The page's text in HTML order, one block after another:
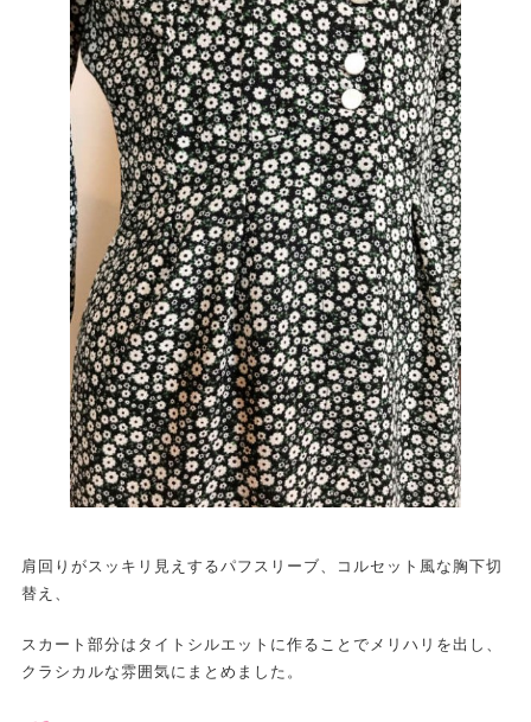
肩回りがスッキリ見えするパフスリーブ、コルセット風な胸下切
替え、
スカート部分はタイトシルエットに作ることでメリハリを出し、
クラシカルな雰囲気にまとめました。